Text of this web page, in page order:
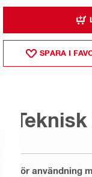
SPARA I
För användning